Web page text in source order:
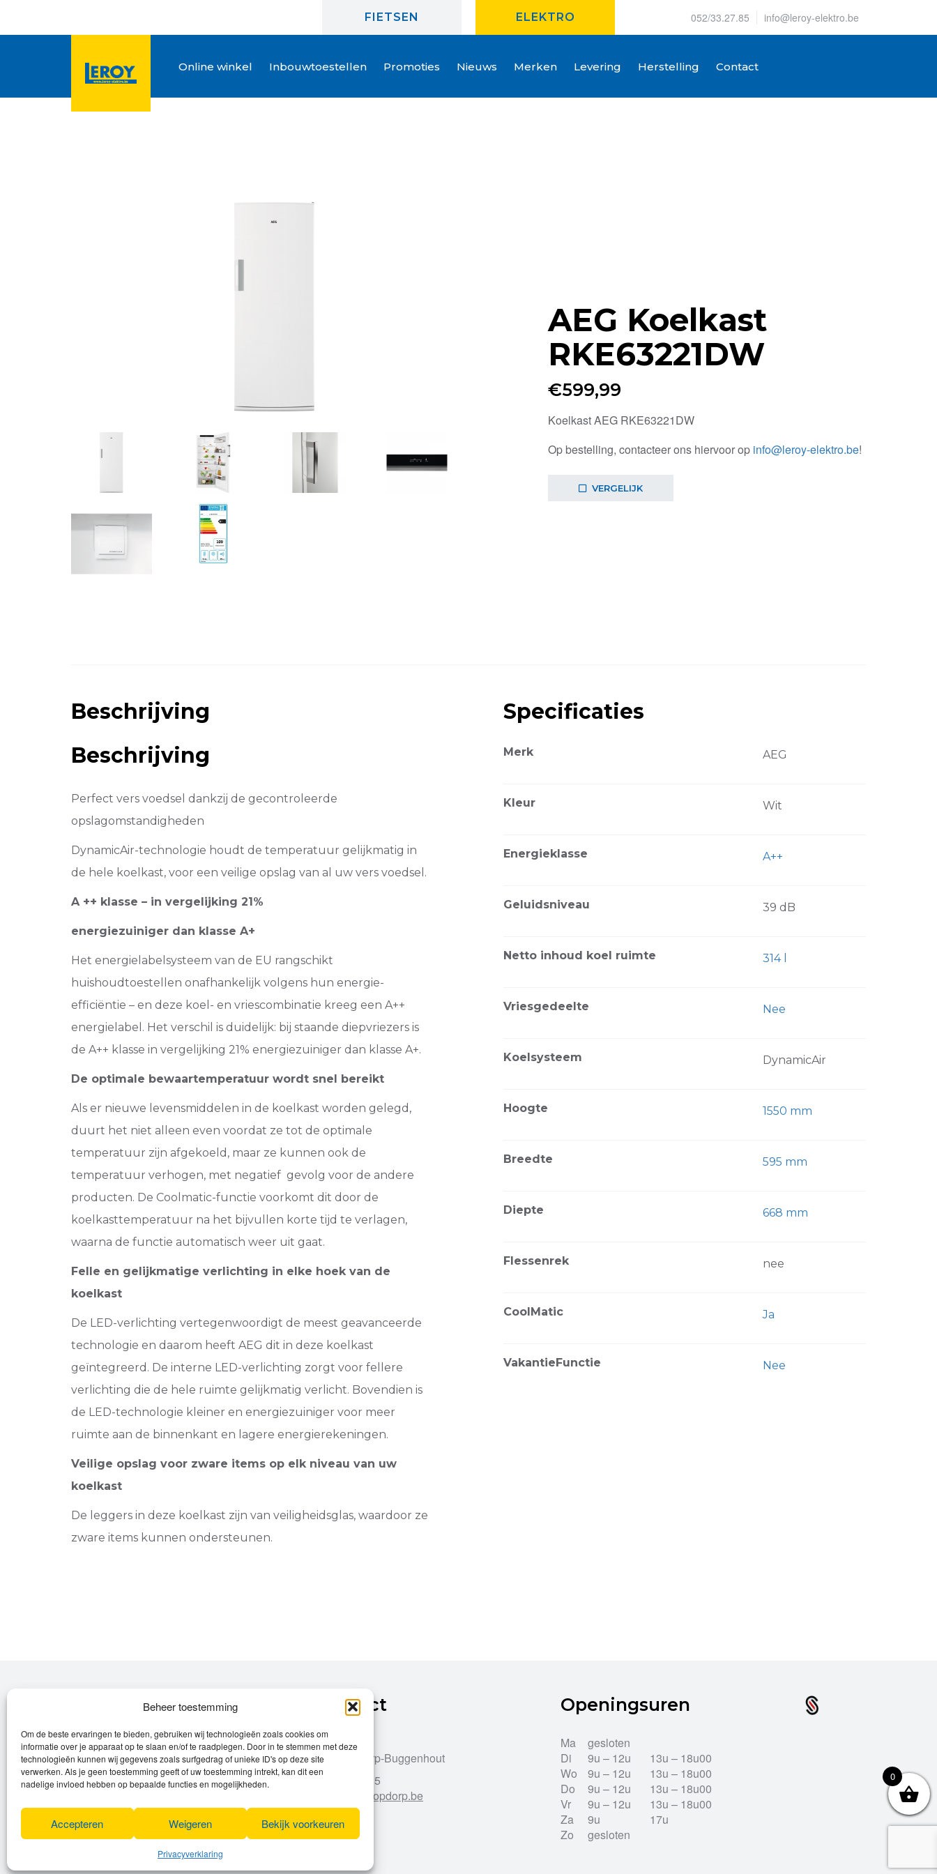
Beheer toestemming
Om de beste ervaringen te bieden, gebruiken wij technologieën zoals cookies om
informatie over je apparaat op te slaan en/of te raadplegen. Door in te stemmen met deze
technologieën kunnen wij gegevens zoals surfgedrag of unieke ID's op deze site
verwerken. Als je geen toestemming geeft of uw toestemming intrekt, kan dit een
nadelige invloed hebben op bepaalde functies en mogelijkheden.
Accepteren Weigeren Bekijk voorkeuren
Privacyverklaring
FIETSEN ELEKTRO 052/33.27.85 info@leroy-elektro.be
Online winkel Inbouwtoestellen Promoties Nieuws Merken Levering Herstelling Contact
AEG Koelkast
RKE63221DW
€599,99
Koelkast AEG RKE63221DW
Op bestelling, contacteer ons hiervoor op info@leroy-elektro.be!
VERGELIJK
Beschrijving
Beschrijving
Perfect vers voedsel dankzij de gecontroleerde
opslagomstandigheden
DynamicAir-technologie houdt de temperatuur gelijkmatig in
de hele koelkast, voor een veilige opslag van al uw vers voedsel.
A ++ klasse – in vergelijking 21%
energiezuiniger dan klasse A+
Het energielabelsysteem van de EU rangschikt
huishoudtoestellen onafhankelijk volgens hun energie-
efficiëntie – en deze koel- en vriescombinatie kreeg een A++
energielabel. Het verschil is duidelijk: bij staande diepvriezers is
de A++ klasse in vergelijking 21% energiezuiniger dan klasse A+.
De optimale bewaartemperatuur wordt snel bereikt
Als er nieuwe levensmiddelen in de koelkast worden gelegd,
duurt het niet alleen even voordat ze tot de optimale
temperatuur zijn afgekoeld, maar ze kunnen ook de
temperatuur verhogen, met negatief gevolg voor de andere
producten. De Coolmatic-functie voorkomt dit door de
koelkasttemperatuur na het bijvullen korte tijd te verlagen,
waarna de functie automatisch weer uit gaat.
Felle en gelijkmatige verlichting in elke hoek van de
koelkast
De LED-verlichting vertegenwoordigt de meest geavanceerde
technologie en daarom heeft AEG dit in deze koelkast
geïntegreerd. De interne LED-verlichting zorgt voor fellere
verlichting die de hele ruimte gelijkmatig verlicht. Bovendien is
de LED-technologie kleiner en energiezuiniger voor meer
ruimte aan de binnenkant en lagere energierekeningen.
Veilige opslag voor zware items op elk niveau van uw
koelkast
De leggers in deze koelkast zijn van veiligheidsglas, waardoor ze
zware items kunnen ondersteunen.
Specificaties
Merk AEG
Kleur Wit
Energieklasse A++
Geluidsniveau 39 dB
Netto inhoud koel ruimte 314 l
Vriesgedeelte Nee
Koelsysteem DynamicAir
Hoogte 1550 mm
Breedte 595 mm
Diepte 668 mm
Flessenrek nee
CoolMatic Ja
VakantieFunctie Nee
Over Leroy
Leroy verzorgt de verkoop, het onderhoud
en eventuele herstellingen van
(elektrische) fietsen en elektro toestellen.
Algemene voorwaarden
Cookies
Contact
Dries 43
9255 Opdorp-Buggenhout
052/33.27.85
info@leroy-opdorp.be
Openingsuren
Ma
gesloten
Di
9u – 12u
13u – 18u00
Wo
9u – 12u
13u – 18u00
Do
9u – 12u
13u – 18u00
Vr
9u – 12u
13u – 18u00
Za
9u
17u
Zo
gesloten
0